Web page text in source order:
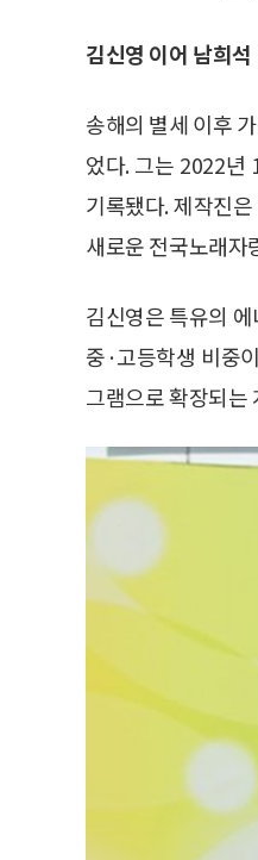
김신영 이어 남희
송해의 별세 이후
었다. 그는 2022년
기록됐다. 제작진
새로운 전국노래자
김신영은 특유의
중·고등학생 비중
그램으로 확장되는